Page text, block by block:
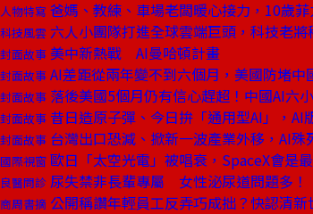
人物特寫 爸媽、教練、車場老闆暖心接力，10歲
科技風雲 六人小團隊打進全球雲端巨頭，科技老
封面故事 美中新熱戰 AI曼哈頓計畫
封面故事 AI差距從兩年變不到六個月，美國防堵中
封面故事 落後美國5個月仍有信心趕超！中國AI六
封面故事 昔日造原子彈、今日拚「通用型AI」，AI
封面故事 台灣出口恐減、掀新一波產業外移，AI殊
國際視窗 歐日「太空光電」被唱衰，SpaceX會是
良醫問診 尿失禁非長輩專屬 女性泌尿道問題多！
商周書摘 公開稱讚年輕員工反弄巧成拙？快認清